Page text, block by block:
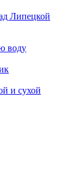
Липецкой
воду
и сухой